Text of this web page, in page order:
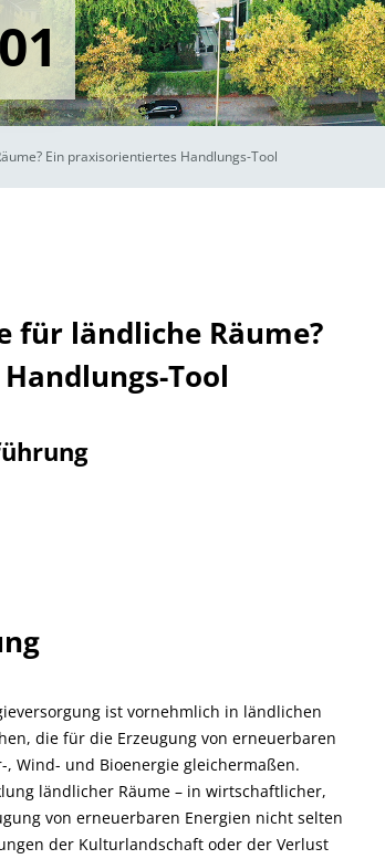
Ein praxisorientiertes Handlungs-Tool
für ländliche Räume?
Tool
ist vornehmlich in ländlichen
die für die Erzeugung von erneuerbaren
Wind- und Bioenergie gleichermaßen.
ländlicher Räume – in wirtschaftlicher,
von erneuerbaren Energien nicht selten
der Kulturlandschaft oder der Verlust